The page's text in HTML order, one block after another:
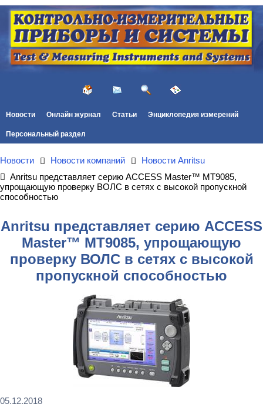
Новости Онлайн журнал Статьи Энциклопедия измерений
Персональный раздел
Новости Новости компаний
Новости Anritsu
Anritsu представляет серию ACCESS Master™ MT9085,
упрощающую проверку ВОЛС в сетях с высокой пропускной
способностью
Anritsu представляет серию ACCESS
Master™ MT9085, упрощающую
проверку ВОЛС в сетях с высокой
пропускной способностью
05.12.2018